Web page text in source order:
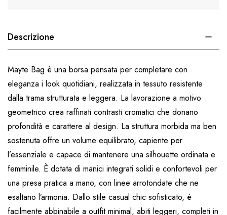
Descrizione
Mayte Bag è una borsa pensata per completare con
eleganza i look quotidiani, realizzata in tessuto resistente
dalla trama strutturata e leggera. La lavorazione a motivo
geometrico crea raffinati contrasti cromatici che donano
profondità e carattere al design. La struttura morbida ma ben
sostenuta offre un volume equilibrato, capiente per
l’essenziale e capace di mantenere una silhouette ordinata e
femminile. È dotata di manici integrati solidi e confortevoli per
una presa pratica a mano, con linee arrotondate che ne
esaltano l’armonia. Dallo stile casual chic sofisticato, è
facilmente abbinabile a outfit minimal, abiti leggeri, completi in